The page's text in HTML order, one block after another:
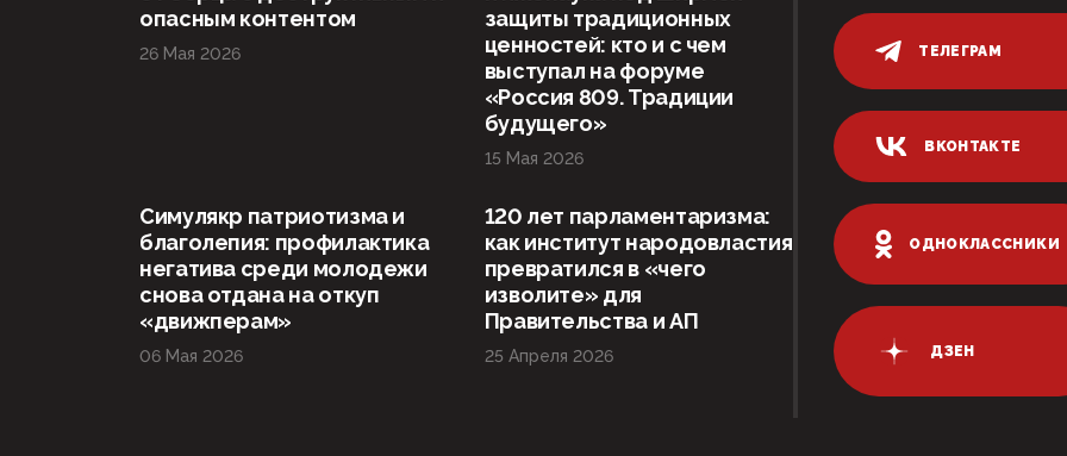
опасным контентом
26 Мая 2026
защиты традиционных
ценностей: кто и с чем
выступал на форуме
«Россия 809. Традиции
будущего»
15 Мая 2026
Симулякр патриотизма и
благолепия: профилактика
негатива среди молодежи
снова отдана на откуп
«движперам»
06 Мая 2026
120 лет парламентаризма:
как институт народовластия
превратился в «чего
изволите» для
Правительства и АП
25 Апреля 2026
ТЕЛЕГРАМ
ВКОНТАКТЕ
ОДНОКЛАССНИКИ
ДЗЕН